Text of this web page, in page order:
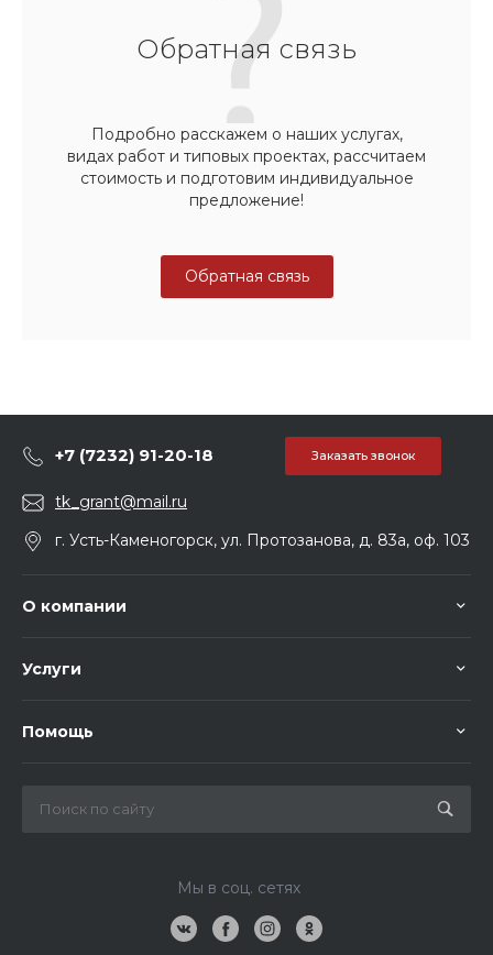
Обратная связь
Подробно расскажем о наших услугах,
видах работ и типовых проектах, рассчитаем
стоимость и подготовим индивидуальное
предложение!
Обратная связь
+7 (7232) 91-20-18 Заказать звонок
tk_grant@mail.ru
г. Усть-Каменогорск, ул. Протозанова, д. 83а, оф. 103
О компании
Услуги
Помощь
Мы в соц. сетях